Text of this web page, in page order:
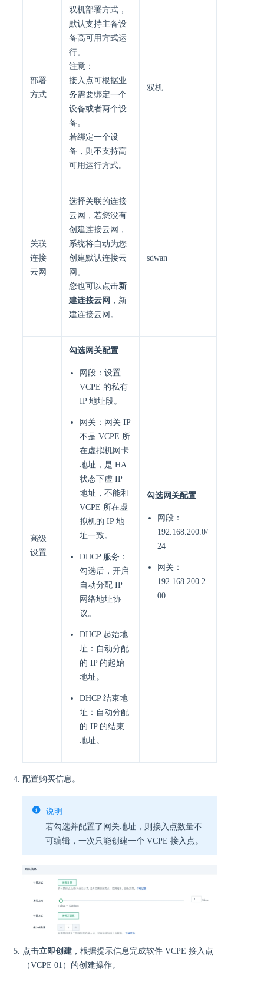
部署
方式
双机部署方式，
默认支持主备设
备高可用方式运
行。
注意：
接入点可根据业
务需要绑定一个
设备或者两个设
备。
若绑定一个设
备，则不支持高
可用运行方式。
双机
关联
连接
云网
选择关联的连接
云网，若您没有
创建连接云网，
系统将自动为您
创建默认连接云
网。
您也可以点击新
建连接云网 ，新
建连接云网。
sdwan
高级
设置
勾选网关配置
网段：设置
VCPE 的私有
IP 地址段。
网关：网关 IP
不是 VCPE 所
在虚拟机网卡
地址，是 HA
状态下虚 IP
地址，不能和
VCPE 所在虚
拟机的 IP 地
址一致。
DHCP 服务：
勾选后，开启
自动分配 IP
网络地址协
议。
DHCP 起始地
址：自动分配
的 IP 的起始
地址。
DHCP 结束地
址：自动分配
的 IP 的结束
地址。
勾选网关配置
网段：
192.168.200.0/
24
网关：
192.168.200.2
00
配置购买信息。
说明
若勾选并配置了网关地址，则接入点数量不
可编辑，一次只能创建一个 VCPE 接入点。
点击立即创建 ，根据提示信息完成软件 VCPE 接入点
（VCPE 01）的创建操作。